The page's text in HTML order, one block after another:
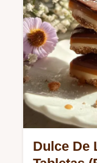
Dulce De